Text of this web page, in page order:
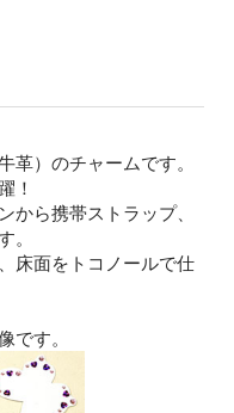
革）のチャームです。
！
から携帯ストラップ、
。
床面をトコノールで仕
です。